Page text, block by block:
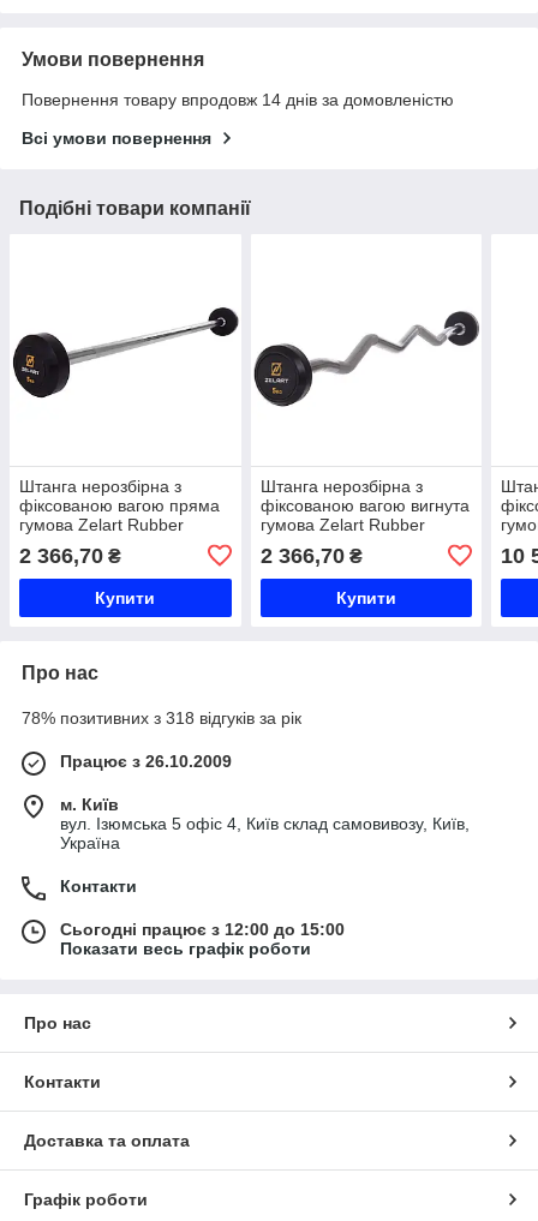
Умови повернення
Повернення товару впродовж 14 днів за домовленістю
Всі умови повернення
Подібні товари компанії
Штанга нерозбірна з
фіксованою вагою пряма
гумова Zelart Rubber
Coated Barbell TA-2685-5
довжина-95см 5кг чорний
Код TA-2685-5
2 366,70 ₴
Купити
Штанга нерозбірна з
фіксованою вагою вигнута
гумова Zelart Rubber
Coated Barbell TA-2687-5
довжина-95см 5кг чорний
Код TA-2687-5
2 366,70₴
Купити
Код
10
Про нас
78% позитивних з 318 відгуків за рік
Працює з 26.10.2009
м. Київ
вул. Ізюмська 5 офіс 4, Київ склад самовивозу, Київ,
Україна
Контакти
Сьогодні працює з 12:00 до 15:00
Показати весь графік роботи
Про нас
Контакти
Доставка та оплата
Графік роботи